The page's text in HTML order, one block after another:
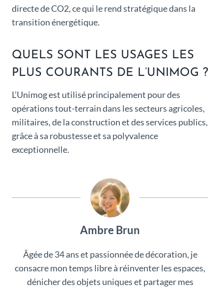
directe de CO2, ce qui le rend stratégique dans la
transition énergétique.
QUELS SONT LES USAGES LES
PLUS COURANTS DE L’UNIMOG ?
L’Unimog est utilisé principalement pour des
opérations tout-terrain dans les secteurs agricoles,
militaires, de la construction et des services publics,
grâce à sa robustesse et sa polyvalence
exceptionnelle.
Ambre Brun
Âgée de 34 ans et passionnée de décoration, je
consacre mon temps libre à réinventer les espaces,
dénicher des objets uniques et partager mes